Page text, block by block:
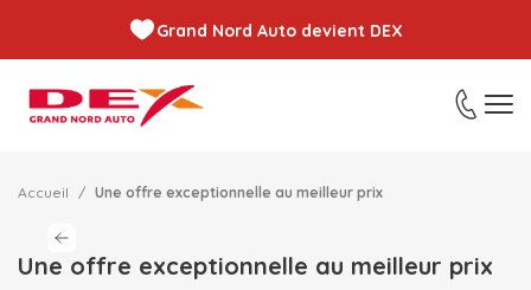
Grand Nord Auto devient DEX
Accueil Une offre exceptionnelle au meilleur prix
Une offre exceptionnelle au meilleur prix